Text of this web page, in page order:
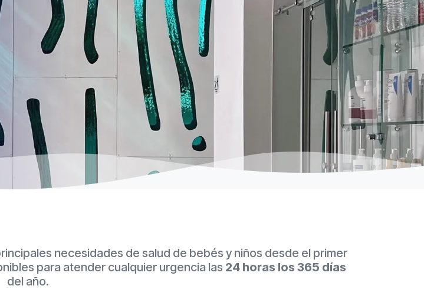
necesidades de salud de bebés y niños desde el primer
para atender cualquier urgencia las 24 horas los 365 días
del año.